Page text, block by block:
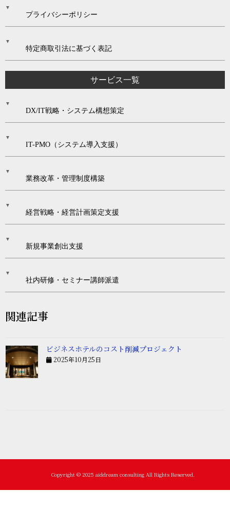
プライバシーポリシー
特定商取引法に基づく表記
サービス一覧
DX/IT戦略・システム構想策定
IT-PMO（システム導入支援）
業務改革・管理制度構築
経営戦略・経営計画策定支援
新規事業創出支援
社内研修・セミナー講師派遣
関連記事
ビジネスホテルのコスト削減プロジェクト
2025年10月25日
Copyright © 2025 aiddream consulting All Rights Reserved.